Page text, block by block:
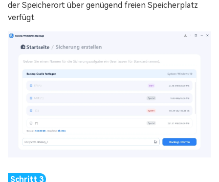
der Speicherort über genügend freien Speicherplatz
verfügt.